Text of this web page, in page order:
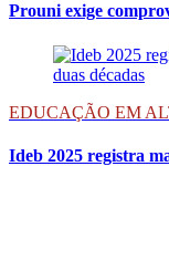
Prouni exige
EDUCAÇÃO EM
Ideb 2025 registra